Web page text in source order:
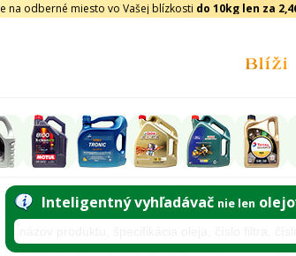
na odberné miesto vo Vašej blízkosti do 10kg len za
Inteligentný vyhľadávač nie len